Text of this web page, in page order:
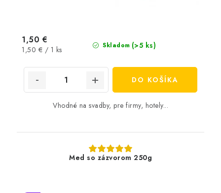
Skladom (>5 ks)
1,50 €
Jednotková
1,50 € / 1 ks
DO KOŠÍKA
Vhodné na svadby, pre firmy, hotely...
Med so zázvorom 250g